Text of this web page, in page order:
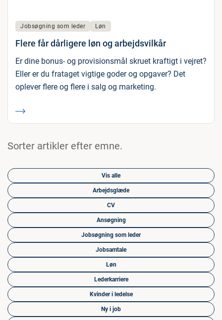
Jobsøgning som leder Løn
Flere får dårligere løn og arbejdsvilkår
Er dine bonus- og provisionsmål skruet kraftigt i vejret?
Eller er du frataget vigtige goder og opgaver? Det
oplever flere og flere i salg og marketing.
Sorter artikler efter emne.
Vis alle
Arbejdsglæde
CV
Ansøgning
Jobsøgning som leder
Jobsamtale
Løn
Lederkarriere
Kvinder i ledelse
Ny i job